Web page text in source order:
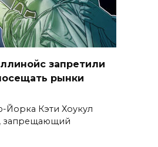
запретили
рынки
Йорка Кэти Хоукул
запрещающий